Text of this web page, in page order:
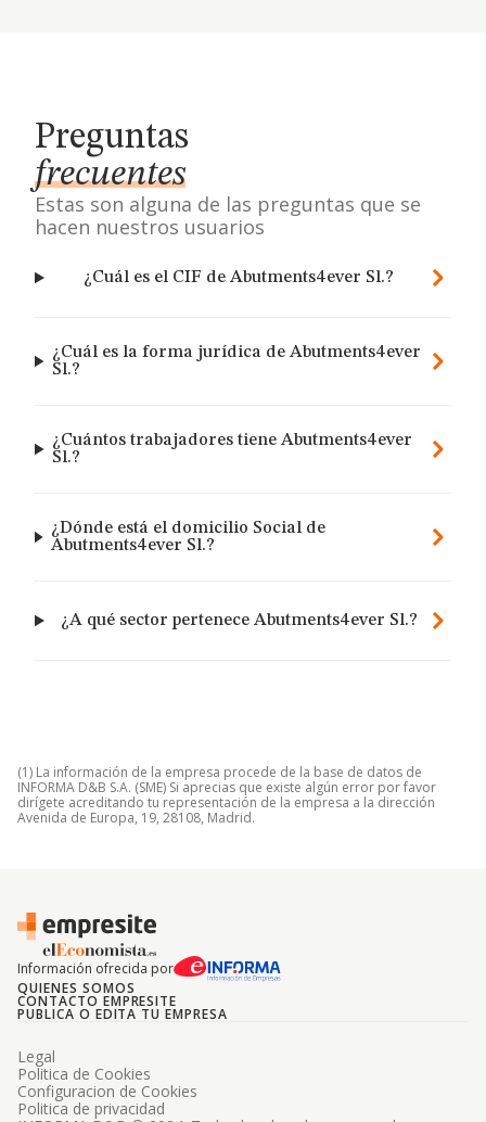
Preguntas
frecuentes
Estas son alguna de las preguntas que se
hacen nuestros usuarios
¿Cuál es el CIF de Abutments4ever Sl.?
¿Cuál es la forma jurídica de Abutments4ever
Sl.?
¿Cuántos trabajadores tiene Abutments4ever
Sl.?
¿Dónde está el domicilio Social de
Abutments4ever Sl.?
¿A qué sector pertenece Abutments4ever Sl.?
(1) La información de la empresa procede de la base de datos de
INFORMA D&B S.A. (SME) Si aprecias que existe algún error por favor
dirígete acreditando tu representación de la empresa a la dirección
Avenida de Europa, 19, 28108, Madrid.
Información ofrecida por
QUIENES SOMOS
CONTACTO EMPRESITE
PUBLICA O EDITA TU EMPRESA
Legal
Politica de Cookies
Configuracion de Cookies
Politica de privacidad